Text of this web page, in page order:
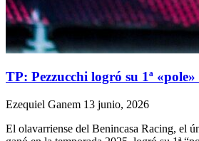
TP: Pezzucchi logró su 1ª «pole»
Ezequiel Ganem 13 junio, 2026
El olavarriense del Benincasa Racing, el